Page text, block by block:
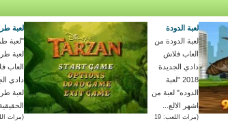
لعبة الدودة
لعبة الدودة من
العاب فلاش
دادي الجديدة
2018 "لعبة
الدوده" لعبة من
اشهر الالع...
(مرات اللعب: 19
لعبة
"لعبة
لعبة
العاب
دادي
لعبة